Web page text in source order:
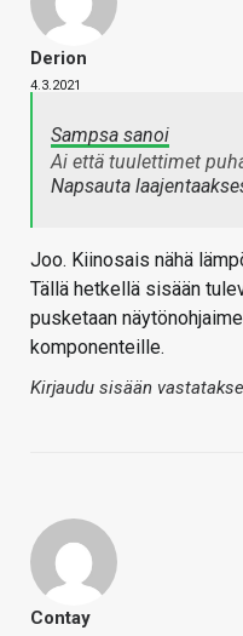
Derion
4.3.2021
Sampsa sanoi
Ai että tuulettimet
Napsauta
Joo. Kiinosais nähä
Tällä hetkellä sisään
pusketaan
komponenteille.
Kirjaudu sisään
Contay